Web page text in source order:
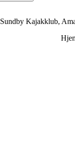
Sundby Kajakklub,